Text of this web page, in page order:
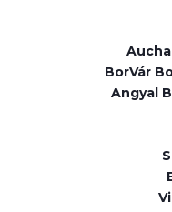
BorVár
Angyal